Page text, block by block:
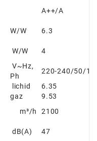
A++/A
W/W
6.3
W/W 4
V~Hz,
Ph
220-240/50/1
lichid
6.35
gaz
9.53
m³/h
2100
dB(A) 47